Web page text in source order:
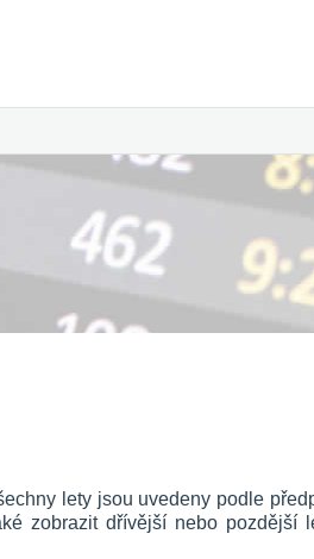
lety jsou uvedeny podle
zobrazit dřívější nebo pozdější